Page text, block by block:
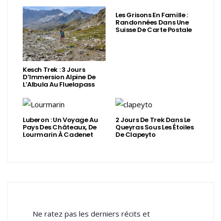
Kesch Trek : 3 Jours
D’Immersion Alpine De
L’Albula Au Fluelapass
Les Grisons En Famille :
Randonnées Dans Une
Suisse De Carte Postale
Luberon : Un Voyage Au
Pays Des Châteaux, De
Lourmarin À Cadenet
2 Jours De Trek Dans Le
Queyras Sous Les Étoiles
De Clapeyto
Ne ratez pas les derniers récits et